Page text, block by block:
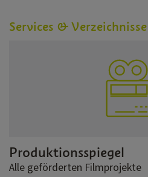
Services & Verzeichnisse
Produktionsspiegel
Alle geförderten Filmprojekte